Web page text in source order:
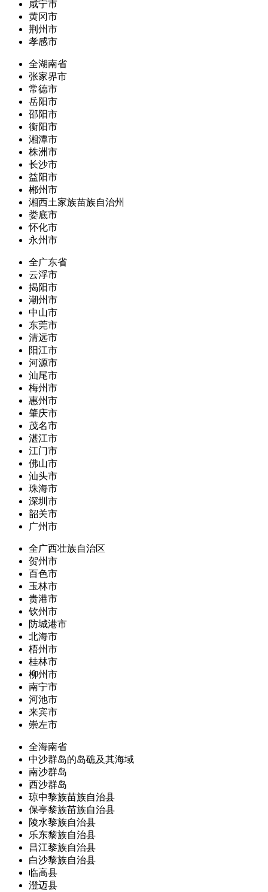
咸宁市
黄冈市
荆州市
孝感市
全湖南省
张家界市
常德市
岳阳市
邵阳市
衡阳市
湘潭市
株洲市
长沙市
益阳市
郴州市
湘西土家族苗族自治州
娄底市
怀化市
永州市
全广东省
云浮市
揭阳市
潮州市
中山市
东莞市
清远市
阳江市
河源市
汕尾市
梅州市
惠州市
肇庆市
茂名市
湛江市
江门市
佛山市
汕头市
珠海市
深圳市
韶关市
广州市
全广西壮族自治区
贺州市
百色市
玉林市
贵港市
钦州市
防城港市
北海市
梧州市
桂林市
柳州市
南宁市
河池市
来宾市
崇左市
全海南省
中沙群岛的岛礁及其海域
南沙群岛
西沙群岛
琼中黎族苗族自治县
保亭黎族苗族自治县
陵水黎族自治县
乐东黎族自治县
昌江黎族自治县
白沙黎族自治县
临高县
澄迈县